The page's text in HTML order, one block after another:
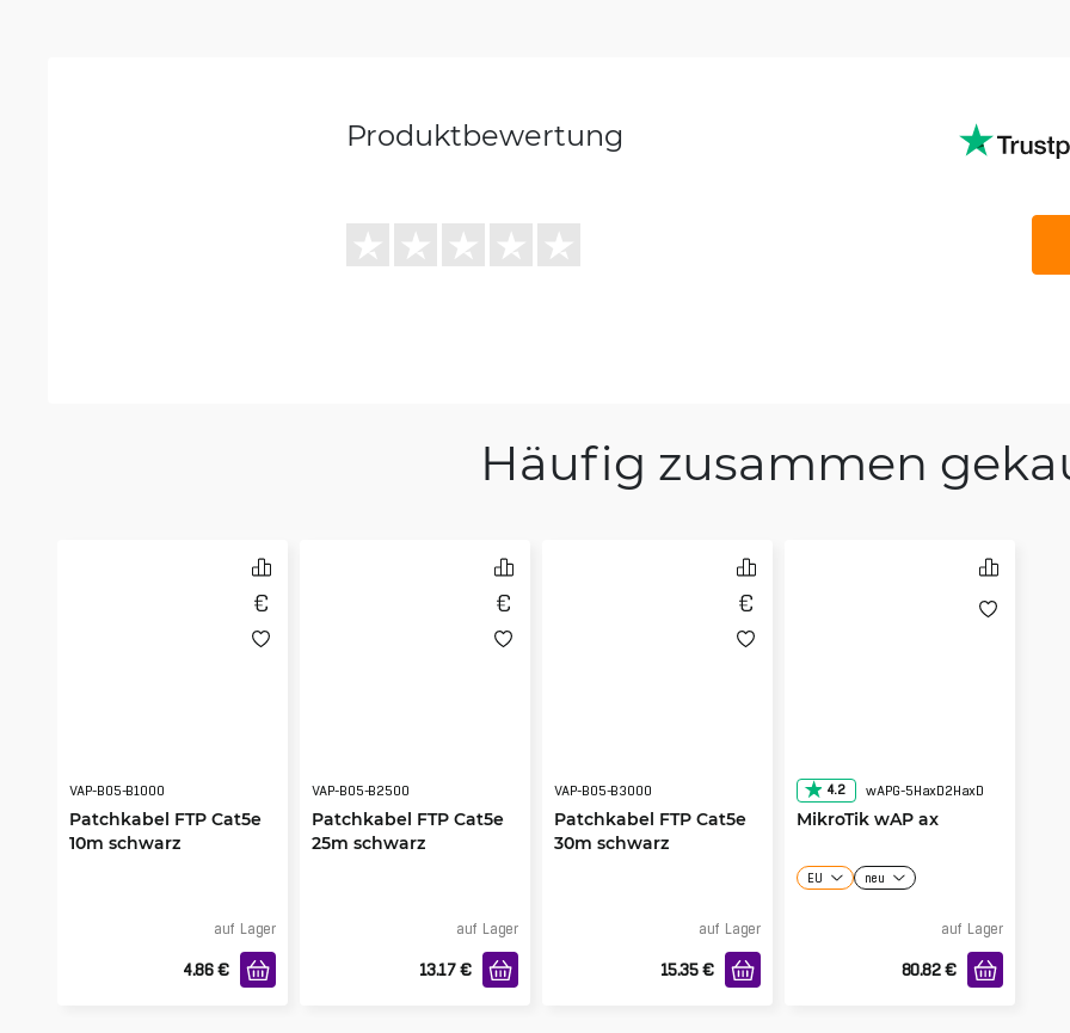
Produktbewertung
Häufig zusammen
VAP-B05-B1000
Patchkabel FTP Cat5e
10m schwarz
auf Lager
4.86 €
VAP-B05-B2500
Patchkabel FTP Cat5e
25m schwarz
auf Lager
13.17 €
VAP-B05-B3000
Patchkabel FTP Cat5e
30m schwarz
auf Lager
15.35 €
4.2 wAPG-5HaxD2HaxD
MikroTik wAP ax
EU neu
auf Lager
80.82 €